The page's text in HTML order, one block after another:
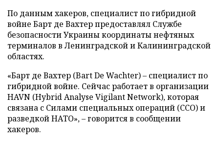
По данным хакеров, специалист по гибридной
войне Барт де Вахтер предоставлял Службе
безопасности Украины координаты нефтяных
терминалов в Ленинградской и Калининградской
областях.
«Барт де Вахтер (Bart De Wachter) – специалист по
гибридной войне. Сейчас работает в организации
HAVN (Hybrid Analyse Vigilant Network), которая
связана с Силами специальных операций (ССО) и
разведкой НАТО», – говорится в сообщении
хакеров.